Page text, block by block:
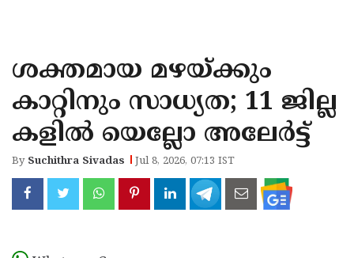
KANNUR
KASARAGOD
ശക്തമായ മഴയ്ക്കും
കാറ്റിനും സാധ്യത; 11 ജില്ല
കളില്‍ യെല്ലോ അലേര്‍ട്ട്
By Suchithra Sivadas Jul 8, 2026, 07:13 IST